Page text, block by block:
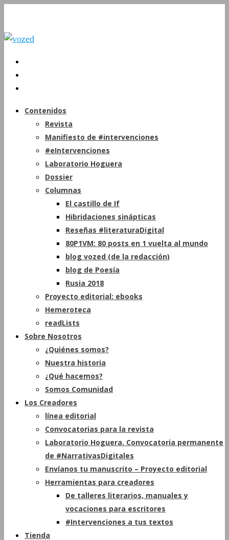
Contenidos
Revista
Manifiesto de #intervenciones
#eIntervenciones
Laboratorio Hoguera
Dossier
Columnas
El castillo de If
Hibridaciones sinápticas
Reseñas #literaturaDigital
80P1VM: 80 posts en 1 vuelta al mundo
blog vozed (de la redacción)
blog de Poesía
Rusia 2018
Proyecto editorial: ebooks
Hemeroteca
readLists
Sobre Nosotros
¿Quiénes somos?
Nuestra historia
¿Qué hacemos?
Somos Comunidad
Los Creadores
línea editorial
Convocatorias para la revista
Laboratorio Hoguera. Convocatoria permanente
de #NarrativasDigitales
Envíanos tu manuscrito – Proyecto editorial
Herramientas para creadores
De talleres literarios, manuales y
vocaciones para escritores
#Intervenciones a tus textos
Tienda